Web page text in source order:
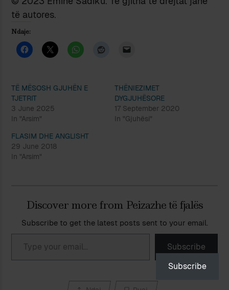
të autores.
Ndaje:
TË MËSOSH GJUHËN E
TJETRIT
3 June 2025
In "Arsim"
THËNIEZIMET
DYGJUHËSORE
17 September 2020
In "Gjuhësi"
FLASIM DHE ANGLISHT
29 June 2018
In "Arsim"
Discover more from Peizazhe të fjalës
Subscribe to get the latest posts sent to your email.
Type your email…
Subscribe
Subscribe